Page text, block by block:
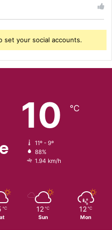
set your social accounts.
10 ℃
11º - 9º
88%
1.94 km/h
℃ 12 ℃
Sun
12 ℃
Mon